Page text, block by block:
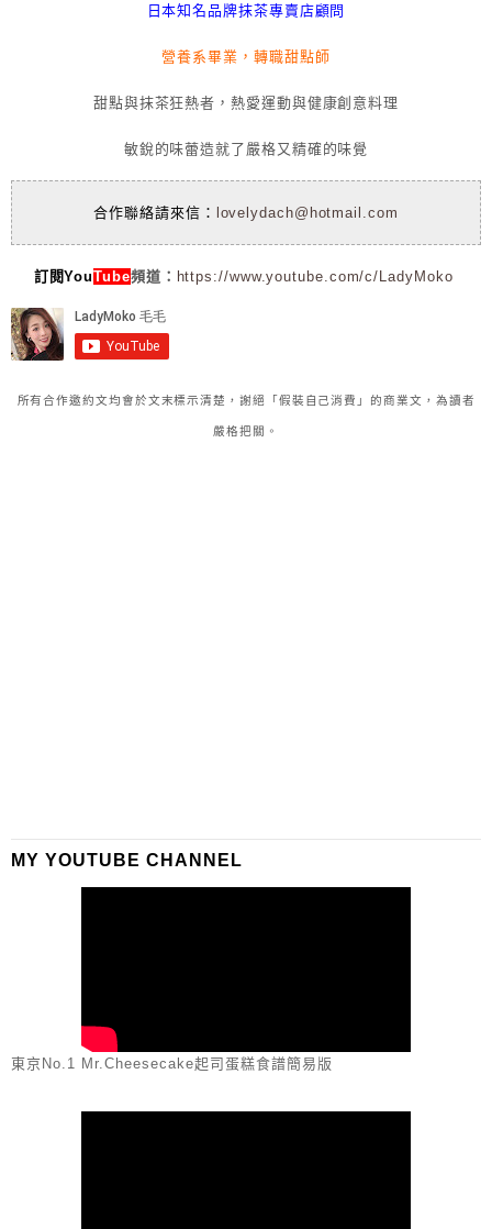
日本知名品牌抹茶專賣店顧問
營養系畢業，轉職甜點師
甜點與抹茶狂熱者，熱愛運動與健康創意料理
敏銳的味蕾造就了嚴格又精確的味覺
合作聯絡請來信： lovelydach@hotmail.com
訂閱YouTube頻道： https://www.youtube.com/c/LadyMoko
所有合作邀約文均會於文末標示清楚，謝絕「假裝自己消費」的商業文，為讀者
嚴格把關。
MY YOUTUBE CHANNEL
東京No.1 Mr.Cheesecake起司蛋糕食譜簡易版